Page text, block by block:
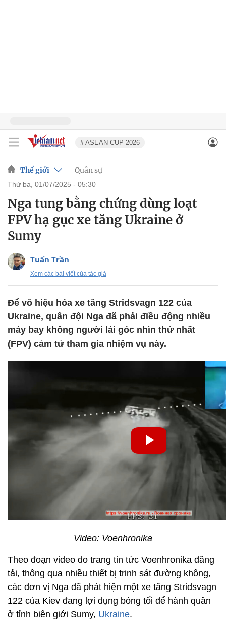
# ASEAN CUP 2026
Thế giới Quân sự
thứ ba, 01/07/2025 - 05:30
Nga tung bằng chứng dùng loạt
FPV hạ gục xe tăng Ukraine ở
Sumy
Tuấn Trần
Xem các bài viết của tác giả
Để vô hiệu hóa xe tăng Stridsvagn 122 của
Ukraine, quân đội Nga đã phải điều động nhiều
máy bay không người lái góc nhìn thứ nhất
(FPV) cảm tử tham gia nhiệm vụ này.
Video: Voenhronika
Theo đoạn video do trang tin tức Voenhronika đăng
tải, thông qua nhiều thiết bị trinh sát đường không,
các đơn vị Nga đã phát hiện một xe tăng Stridsvagn
122 của Kiev đang lợi dụng bóng tối để hành quân
ở tỉnh biên giới Sumy, Ukraine.